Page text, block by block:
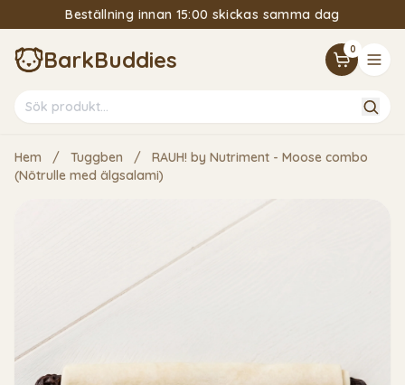
Beställning innan 15:00 skickas samma dag
15% Välkomstrabatt om du följer vårt nyhetsbrev
BarkBuddies 0
Hem / Tuggben /
RAUH! by Nutriment - Moose combo
(Nötrulle med älgsalami)